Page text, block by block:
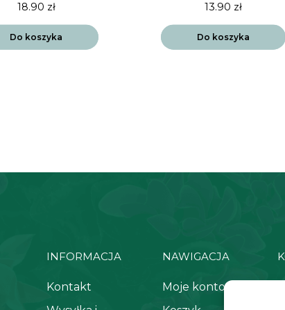
18.90 zł
Do koszyka
13.90 zł
Do koszyka
INFORMACJA
Kontakt
NAWIGACJA
Moje konto